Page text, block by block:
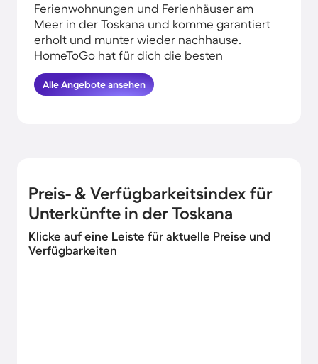
Ferienwohnungen und Ferienhäuser am
Meer in der Toskana und komme garantiert
erholt und munter wieder nachhause.
HomeToGo hat für dich die besten
Angebote herausgesucht. Morgens vom
Wellenrauschen geweckt werden,
Alle Angebote ansehen
Preis- & Verfügbarkeitsindex für
Unterkünfte in der Toskana
Klicke auf eine Leiste für aktuelle Preise und
Verfügbarkeiten